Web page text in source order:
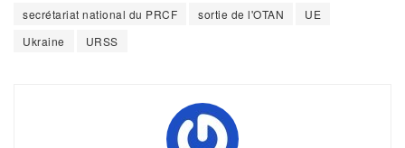
secrétariat national du PRCF
sortie de l'OTAN
UE
Ukraine
URSS